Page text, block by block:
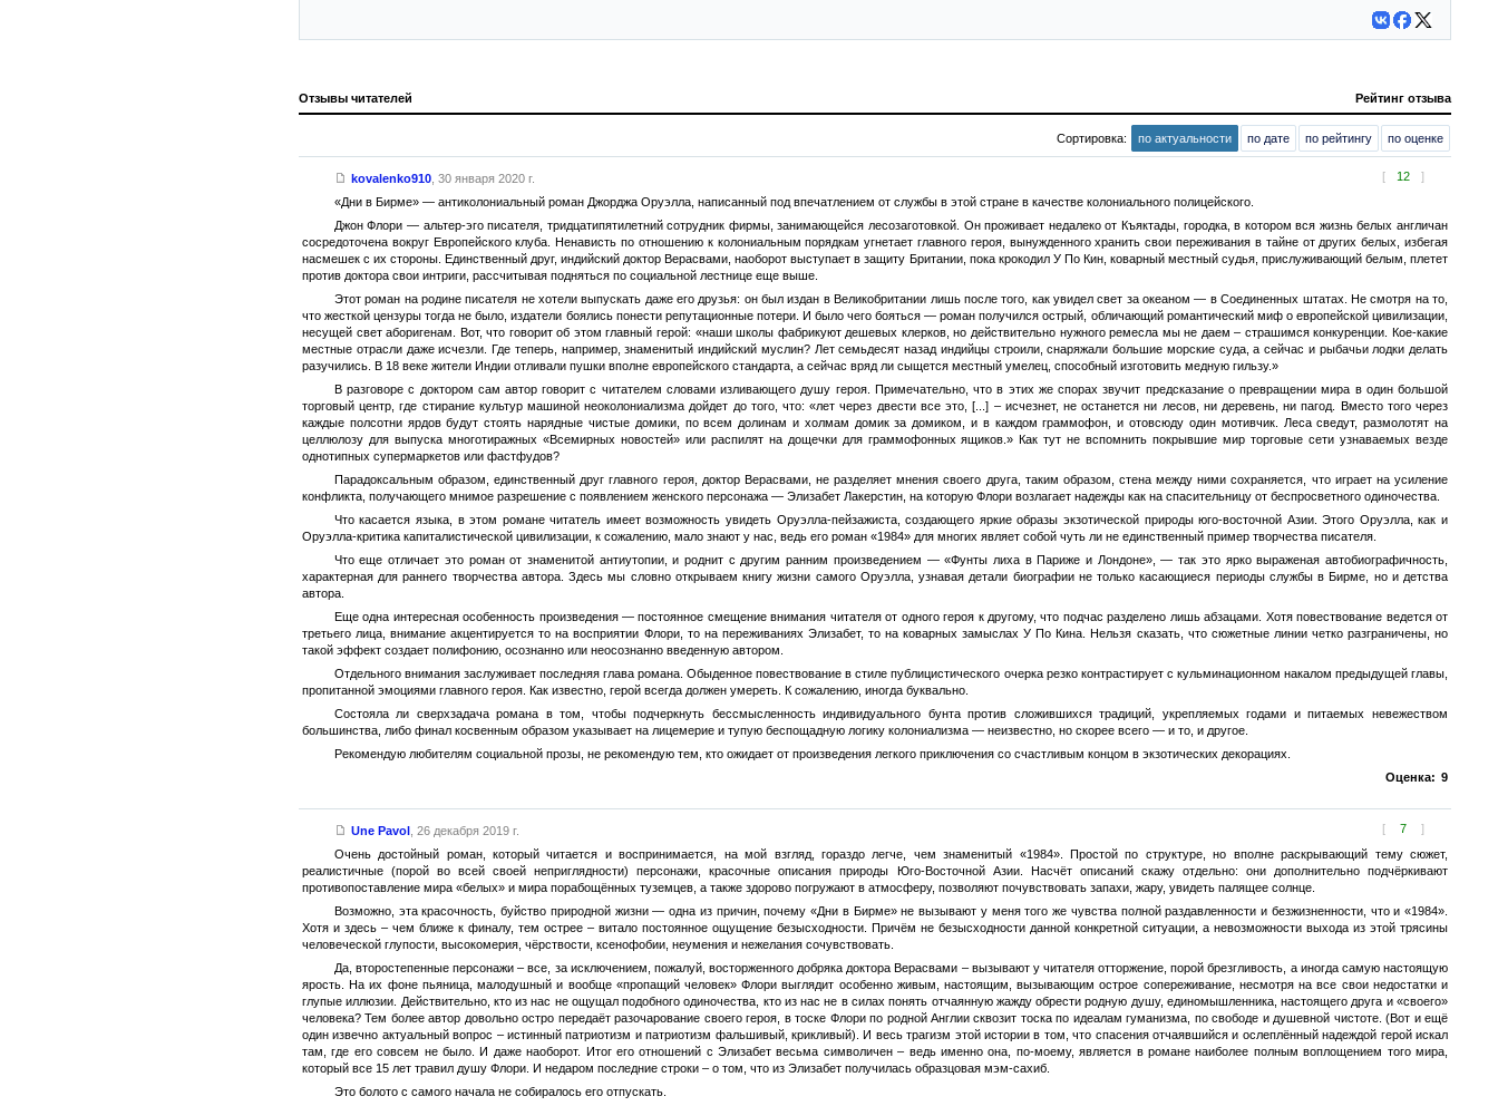
Отзывы читателей Рейтинг отзыва
Сортировка: по актуальности по дате по рейтингу по оценке
[ 12 ]
kovalenko910, 30 января 2020 г.
«Дни в Бирме» — антиколониальный роман Джорджа Оруэлла, написанный под впечатлением от службы в этой стране в качестве колониального полицейского.
Джон Флори — альтер-эго писателя, тридцатипятилетний сотрудник фирмы, занимающейся лесозаготовкой. Он проживает недалеко от Къяктады, городка, в котором вся жизнь белых англичан
сосредоточена вокруг Европейского клуба. Ненависть по отношению к колониальным порядкам угнетает главного героя, вынужденного хранить свои переживания в тайне от других белых, избегая
насмешек с их стороны. Единственный друг, индийский доктор Верасвами, наоборот выступает в защиту Британии, пока крокодил У По Кин, коварный местный судья, прислуживающий белым, плетет
против доктора свои интриги, рассчитывая подняться по социальной лестнице еще выше.
Этот роман на родине писателя не хотели выпускать даже его друзья: он был издан в Великобритании лишь после того, как увидел свет за океаном — в Соединенных штатах. Не смотря на то,
что жесткой цензуры тогда не было, издатели боялись понести репутационные потери. И было чего бояться — роман получился острый, обличающий романтический миф о европейской цивилизации,
несущей свет аборигенам. Вот, что говорит об этом главный герой: «наши школы фабрикуют дешевых клерков, но действительно нужного ремесла мы не даем – страшимся конкуренции. Кое-какие
местные отрасли даже исчезли. Где теперь, например, знаменитый индийский муслин? Лет семьдесят назад индийцы строили, снаряжали большие морские суда, а сейчас и рыбачьи лодки делать
разучились. В 18 веке жители Индии отливали пушки вполне европейского стандарта, а сейчас вряд ли сыщется местный умелец, способный изготовить медную гильзу.»
В разговоре с доктором сам автор говорит с читателем словами изливающего душу героя. Примечательно, что в этих же спорах звучит предсказание о превращении мира в один большой
торговый центр, где стирание культур машиной неоколониализма дойдет до того, что: «лет через двести все это, [...] – исчезнет, не останется ни лесов, ни деревень, ни пагод. Вместо того через
каждые полсотни ярдов будут стоять нарядные чистые домики, по всем долинам и холмам домик за домиком, и в каждом граммофон, и отовсюду один мотивчик. Леса сведут, размолотят на
целлюлозу для выпуска многотиражных «Всемирных новостей» или распилят на дощечки для граммофонных ящиков.» Как тут не вспомнить покрывшие мир торговые сети узнаваемых везде
однотипных супермаркетов или фастфудов?
Парадоксальным образом, единственный друг главного героя, доктор Верасвами, не разделяет мнения своего друга, таким образом, стена между ними сохраняется, что играет на усиление
конфликта, получающего мнимое разрешение с появлением женского персонажа — Элизабет Лакерстин, на которую Флори возлагает надежды как на спасительницу от беспросветного одиночества.
Что касается языка, в этом романе читатель имеет возможность увидеть Оруэлла-пейзажиста, создающего яркие образы экзотической природы юго-восточной Азии. Этого Оруэлла, как и
Оруэлла-критика капиталистической цивилизации, к сожалению, мало знают у нас, ведь его роман «1984» для многих являет собой чуть ли не единственный пример творчества писателя.
Что еще отличает это роман от знаменитой антиутопии, и роднит с другим ранним произведением — «Фунты лиха в Париже и Лондоне», — так это ярко выраженая автобиографичность,
характерная для раннего творчества автора. Здесь мы словно открываем книгу жизни самого Оруэлла, узнавая детали биографии не только касающиеся периоды службы в Бирме, но и детства
автора.
Еще одна интересная особенность произведения — постоянное смещение внимания читателя от одного героя к другому, что подчас разделено лишь абзацами. Хотя повествование ведется от
третьего лица, внимание акцентируется то на восприятии Флори, то на переживаниях Элизабет, то на коварных замыслах У По Кина. Нельзя сказать, что сюжетные линии четко разграничены, но
такой эффект создает полифонию, осознанно или неосознанно введенную автором.
Отдельного внимания заслуживает последняя глава романа. Обыденное повествование в стиле публицистического очерка резко контрастирует с кульминационном накалом предыдущей главы,
пропитанной эмоциями главного героя. Как известно, герой всегда должен умереть. К сожалению, иногда буквально.
Состояла ли сверхзадача романа в том, чтобы подчеркнуть бессмысленность индивидуального бунта против сложившихся традиций, укрепляемых годами и питаемых невежеством
большинства, либо финал косвенным образом указывает на лицемерие и тупую беспощадную логику колониализма — неизвестно, но скорее всего — и то, и другое.
Рекомендую любителям социальной прозы, не рекомендую тем, кто ожидает от произведения легкого приключения со счастливым концом в экзотических декорациях.
Оценка: 9
[ 7 ]
Une Pavol, 26 декабря 2019 г.
Очень достойный роман, который читается и воспринимается, на мой взгляд, гораздо легче, чем знаменитый «1984». Простой по структуре, но вполне раскрывающий тему сюжет,
реалистичные (порой во всей своей неприглядности) персонажи, красочные описания природы Юго-Восточной Азии. Насчёт описаний скажу отдельно: они дополнительно подчёркивают
противопоставление мира «белых» и мира порабощённых туземцев, а также здорово погружают в атмосферу, позволяют почувствовать запахи, жару, увидеть палящее солнце.
Возможно, эта красочность, буйство природной жизни — одна из причин, почему «Дни в Бирме» не вызывают у меня того же чувства полной раздавленности и безжизненности, что и «1984».
Хотя и здесь – чем ближе к финалу, тем острее – витало постоянное ощущение безысходности. Причём не безысходности данной конкретной ситуации, а невозможности выхода из этой трясины
человеческой глупости, высокомерия, чёрствости, ксенофобии, неумения и нежелания сочувствовать.
Да, второстепенные персонажи – все, за исключением, пожалуй, восторженного добряка доктора Верасвами – вызывают у читателя отторжение, порой брезгливость, а иногда самую настоящую
ярость. На их фоне пьяница, малодушный и вообще «пропащий человек» Флори выглядит особенно живым, настоящим, вызывающим острое сопереживание, несмотря на все свои недостатки и
глупые иллюзии. Действительно, кто из нас не ощущал подобного одиночества, кто из нас не в силах понять отчаянную жажду обрести родную душу, единомышленника, настоящего друга и «своего»
человека? Тем более автор довольно остро передаёт разочарование своего героя, в тоске Флори по родной Англии сквозит тоска по идеалам гуманизма, по свободе и душевной чистоте. (Вот и ещё
один извечно актуальный вопрос – истинный патриотизм и патриотизм фальшивый, крикливый). И весь трагизм этой истории в том, что спасения отчаявшийся и ослеплённый надеждой герой искал
там, где его совсем не было. И даже наоборот. Итог его отношений с Элизабет весьма символичен – ведь именно она, по-моему, является в романе наиболее полным воплощением того мира,
который все 15 лет травил душу Флори. И недаром последние строки – о том, что из Элизабет получилась образцовая мэм-сахиб.
Это болото с самого начала не собиралось его отпускать.